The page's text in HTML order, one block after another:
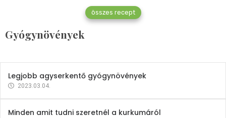
összes recept
Gyógynövények
Mindent a petrezselyemről
2023.12.21.
Legjobb agyserkentő gyógynövények
2023.03.04.
Minden amit tudni szeretnél a kurkumáról